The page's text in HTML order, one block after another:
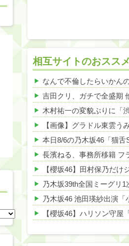
相互サイトのおスス
吉田クリ、ガチで全盛期
長濱ねる、事務所移籍 フ